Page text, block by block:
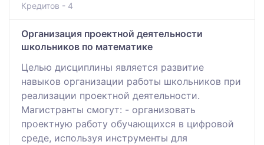
Кредитов - 4
Организация проектной деятельности
школьников по математике
Целью дисциплины является развитие
навыков организации работы школьников при
реализации проектной деятельности.
Магистранты смогут: - организовать
проектную работу обучающихся в цифровой
среде, используя инструменты для